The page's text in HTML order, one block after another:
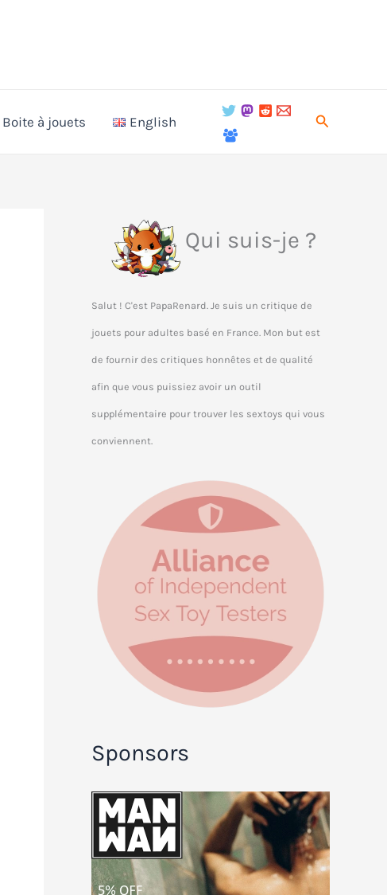
Boite à jouets English Rechercher
Qui suis-je ?
Salut ! C'est PapaRenard. Je suis un critique de
jouets pour adultes basé en France. Mon but est
de fournir des critiques honnêtes et de qualité
afin que vous puissiez avoir un outil
supplémentaire pour trouver les sextoys qui vous
conviennent.
Sponsors